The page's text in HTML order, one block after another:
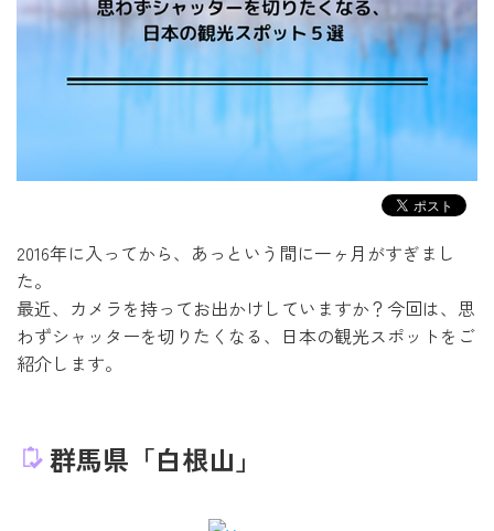
2016年に入ってから、あっという間に一ヶ月がすぎまし
た。
最近、カメラを持ってお出かけしていますか？今回は、思
わずシャッターを切りたくなる、日本の観光スポットをご
紹介します。
群馬県「白根山」